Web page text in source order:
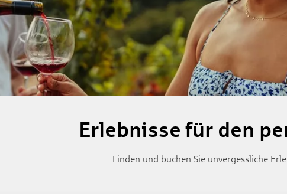
Erlebnisse für den
Finden und buchen Sie unvergessliche